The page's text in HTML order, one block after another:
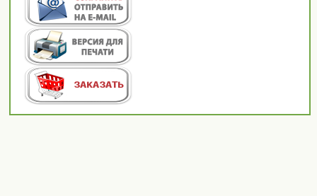
ИЛИ
ОТПРАВИТЬ НА ПОЧТУ
ВЕРСИЯ ДЛЯ ПЕЧАТИ
ЗАКАЗАТЬ